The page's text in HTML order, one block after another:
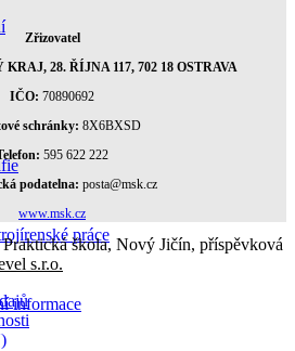
práce
informace
Zřizovatel
28. ŘÍJNA 117, 702 18 OSTRAVA
IČO: 70890692
schránky: 8X6BXSD
595 622 222
podatelna: posta@msk.cz
www.msk.cz
škola, Nový Jičín, příspěvková
s.r.o.